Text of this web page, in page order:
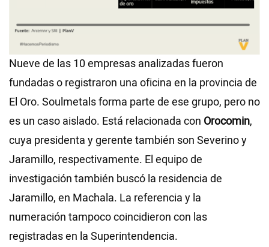
Nueve de las 10 empresas analizadas fueron
fundadas o registraron una oficina en la provincia de
El Oro. Soulmetals forma parte de ese grupo, pero no
es un caso aislado. Está relacionada con Orocomin,
cuya presidenta y gerente también son Severino y
Jaramillo, respectivamente. El equipo de
investigación también buscó la residencia de
Jaramillo, en Machala. La referencia y la
numeración tampoco coincidieron con las
registradas en la Superintendencia.